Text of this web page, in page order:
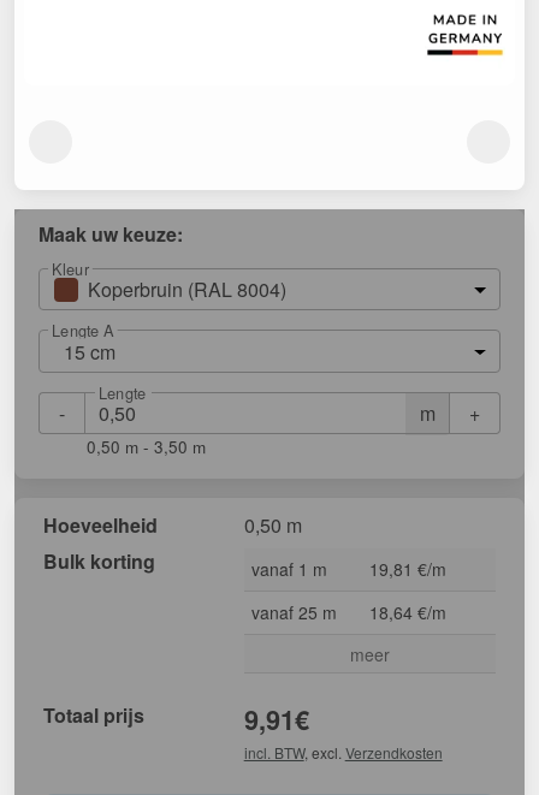
Maak uw keuze:
Kleur
Koperbruin (RAL 8004)
Lengte A
15 cm
- m
Lengte
+
0,50 m - 3,50 m
Hoeveelheid
0,50 m
Bulk korting
vanaf 1 m
19,81 €/m
vanaf 25 m
18,64 €/m
meer
Totaal prijs 9,91€
incl. BTW, excl. Verzendkosten